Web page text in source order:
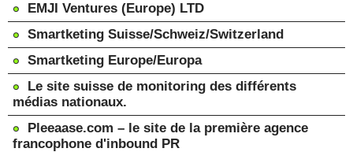
EMJI Ventures (Europe) LTD
Smartketing Suisse/Schweiz/Switzerland
Smartketing Europe/Europa
Le site suisse de monitoring des différents
médias nationaux.
Pleeaase.com – le site de la première agence
francophone d'inbound PR